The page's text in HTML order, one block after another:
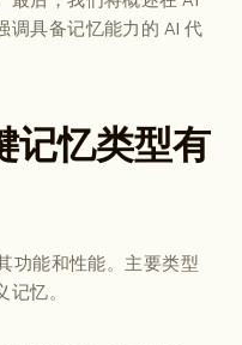
调具备记忆能力的 AI 代
记忆类型有
功能和性能。主要类型
忆。